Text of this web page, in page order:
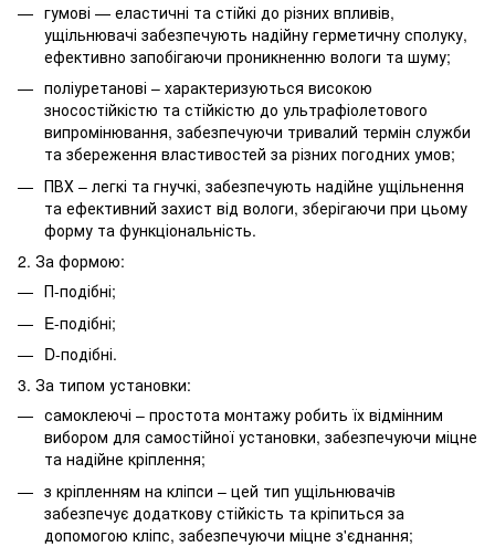
гумові — еластичні та стійкі до різних впливів,
ущільнювачі забезпечують надійну герметичну сполуку,
ефективно запобігаючи проникненню вологи та шуму;
поліуретанові – характеризуються високою
зносостійкістю та стійкістю до ультрафіолетового
випромінювання, забезпечуючи тривалий термін служби
та збереження властивостей за різних погодних умов;
ПВХ – легкі та гнучкі, забезпечують надійне ущільнення
та ефективний захист від вологи, зберігаючи при цьому
форму та функціональність.
2. За формою:
П-подібні;
E-подібні;
D-подібні.
3. За типом установки:
самоклеючі – простота монтажу робить їх відмінним
вибором для самостійної установки, забезпечуючи міцне
та надійне кріплення;
з кріпленням на кліпси – цей тип ущільнювачів
забезпечує додаткову стійкість та кріпиться за
допомогою кліпс, забезпечуючи міцне з'єднання;